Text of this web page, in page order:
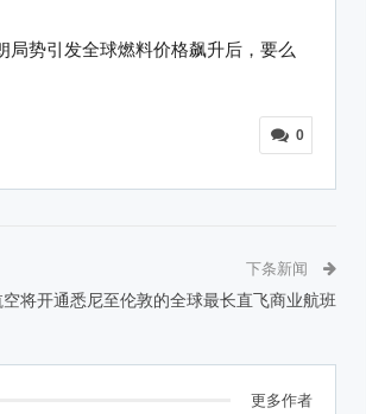
势引发全球燃料价格飙升后，要么
0
下条新闻
将开通悉尼至伦敦的全球最长直飞商业航班
更多作者